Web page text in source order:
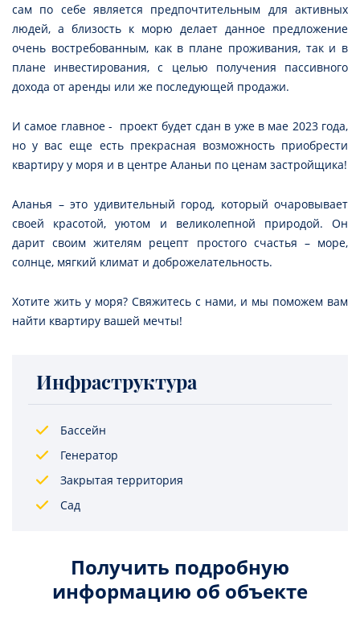
сам по себе является предпочтительным для активных
людей, а близость к морю делает данное предложение
очень востребованным, как в плане проживания, так и в
плане инвестирования, с целью получения пассивного
дохода от аренды или же последующей продажи.
И самое главное - проект будет сдан в уже в мае 2023 года,
но у вас еще есть прекрасная возможность приобрести
квартиру у моря и в центре Аланьи по ценам застройщика!
Аланья – это удивительный город, который очаровывает
своей красотой, уютом и великолепной природой. Он
дарит своим жителям рецепт простого счастья – море,
солнце, мягкий климат и доброжелательность.
Хотите жить у моря? Свяжитесь с нами, и мы поможем вам
найти квартиру вашей мечты!
Инфраструктура
Бассейн
Генератор
Закрытая территория
Сад
Получить подробную
информацию об объекте